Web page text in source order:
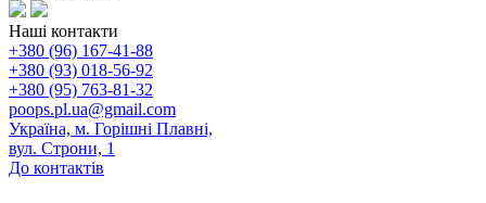
Наші контакти
+380 (96) 167-41-88
+380 (93) 018-56-92
+380 (95) 763-81-32
poops.pl.ua@gmail.com
Україна, м. Горішні Плавні,
вул. Строни, 1
До контактів